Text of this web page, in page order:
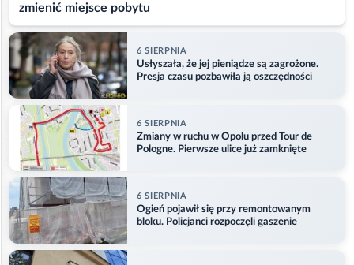
zmienić miejsce pobytu
6 SIERPNIA
Usłyszała, że jej pieniądze są zagrożone.
Presja czasu pozbawiła ją oszczędności
6 SIERPNIA
Zmiany w ruchu w Opolu przed Tour de
Pologne. Pierwsze ulice już zamknięte
6 SIERPNIA
Ogień pojawił się przy remontowanym
bloku. Policjanci rozpoczęli gaszenie